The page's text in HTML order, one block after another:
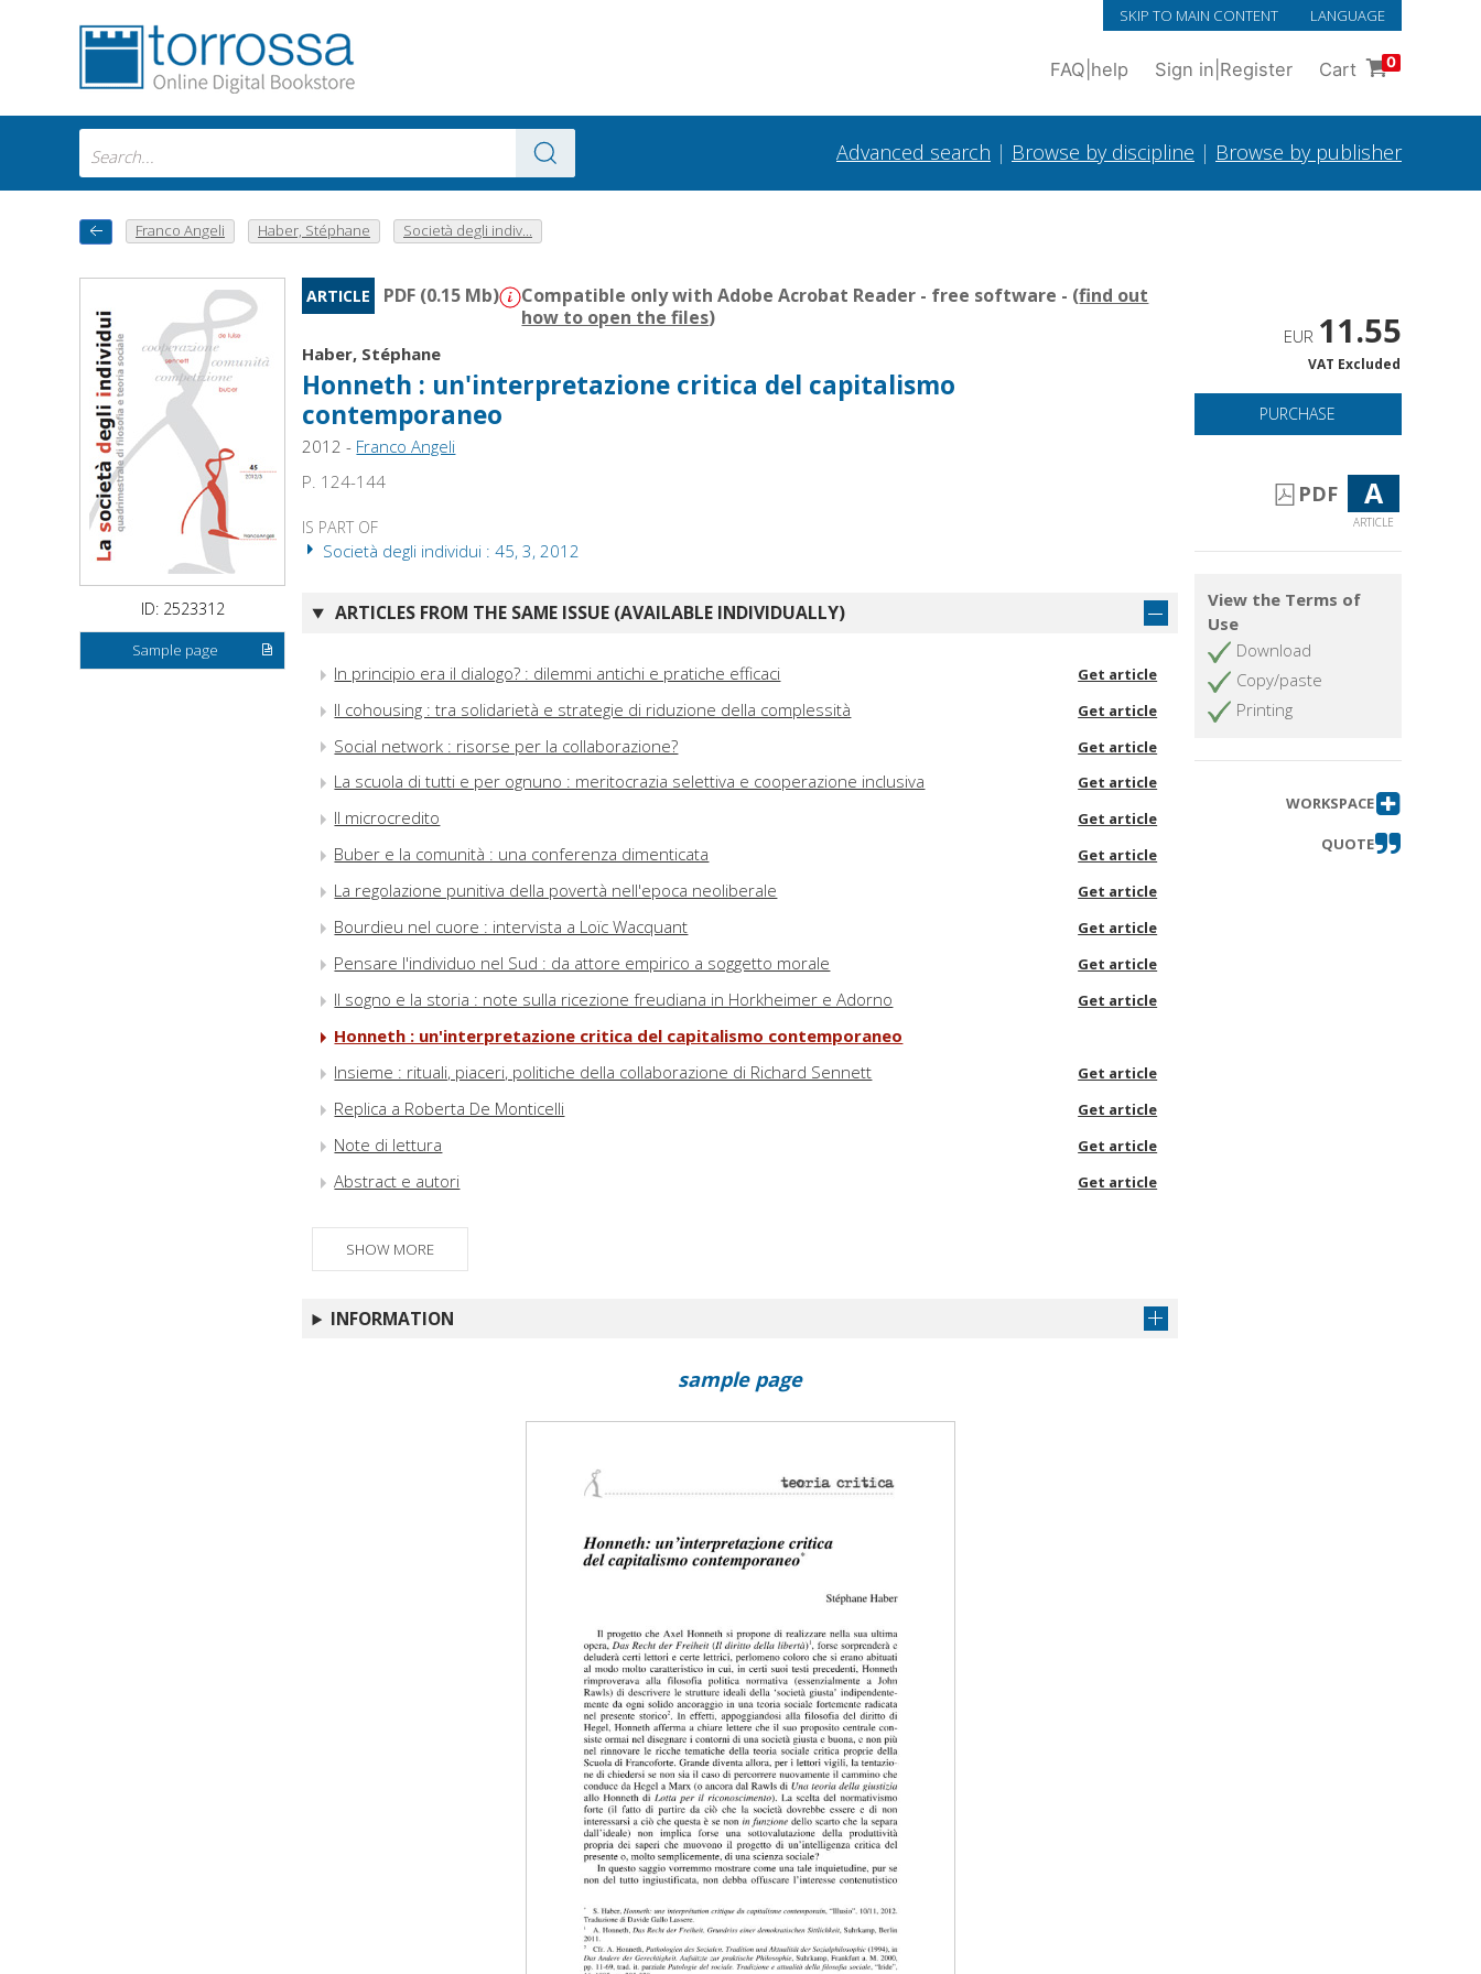
SKIP TO MAIN CONTENT LANGUAGE
FAQ help Sign in Register Cart 0
Advanced search | Browse by discipline | Browse by publisher
Franco Angeli Haber, Stéphane Società degli indiv...
ID: 2523312
Sample page
ARTICLE PDF (0.15 Mb) Compatible only with Adobe Acrobat Reader - free software - (find out
how to open the files)
Haber, Stéphane
Honneth : un'interpretazione critica del capitalismo
contemporaneo
2012 - Franco Angeli
P. 124-144
IS PART OF
Società degli individui : 45, 3, 2012
ARTICLES FROM THE SAME ISSUE (AVAILABLE INDIVIDUALLY)
In principio era il dialogo? : dilemmi antichi e pratiche efficaci Get article
Il cohousing : tra solidarietà e strategie di riduzione della complessità Get article
Social network : risorse per la collaborazione? Get article
La scuola di tutti e per ognuno : meritocrazia selettiva e cooperazione inclusiva Get article
Il microcredito Get article
Buber e la comunità : una conferenza dimenticata Get article
La regolazione punitiva della povertà nell'epoca neoliberale Get article
Bourdieu nel cuore : intervista a Loïc Wacquant Get article
Pensare l'individuo nel Sud : da attore empirico a soggetto morale Get article
Il sogno e la storia : note sulla ricezione freudiana in Horkheimer e Adorno Get article
Honneth : un'interpretazione critica del capitalismo contemporaneo
Insieme : rituali, piaceri, politiche della collaborazione di Richard Sennett
Get article
Replica a Roberta De Monticelli Get article
Note di lettura Get article
Abstract e autori Get article
SHOW MORE
INFORMATION
EUR 11.55
VAT Excluded
PURCHASE
PDF A
ARTICLE
View the Terms of
Use
Download
Copy/paste
Printing
WORKSPACE
QUOTE
sample page